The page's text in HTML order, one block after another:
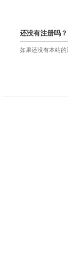
还没有注册吗？
如果还没有本站的